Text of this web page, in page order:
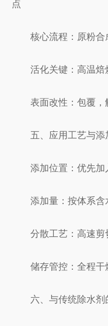
点
核心流程：原粉合
活化关键：高温焙烧
表面改性：包覆，解
五、应用工艺与添
添加位置：优先加入
添加量：按体系含水
分散工艺：高速剪切
储存管控：全程干燥
六、与传统除水剂